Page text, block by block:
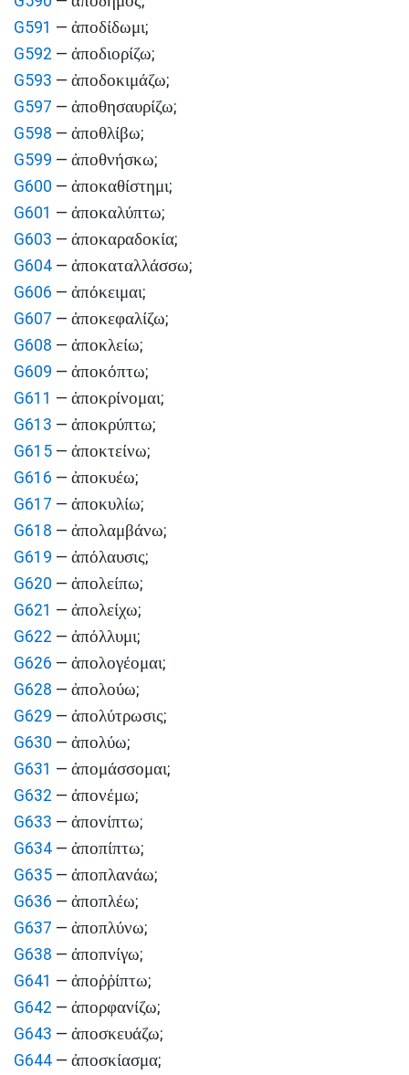
G591 — ἀποδίδωμι;
G592 — ἀποδιορίζω;
G593 — ἀποδοκιμάζω;
G597 — ἀποθησαυρίζω;
G598 — ἀποθλίβω;
G599 — ἀποθνήσκω;
G600 — ἀποκαθίστημι;
G601 — ἀποκαλύπτω;
G603 — ἀποκαραδοκία;
G604 — ἀποκαταλλάσσω;
G606 — ἀπόκειμαι;
G607 — ἀποκεφαλίζω;
G608 — ἀποκλείω;
G609 — ἀποκόπτω;
G611 — ἀποκρίνομαι;
G613 — ἀποκρύπτω;
G615 — ἀποκτείνω;
G616 — ἀποκυέω;
G617 — ἀποκυλίω;
G618 — ἀπολαμβάνω;
G619 — ἀπόλαυσις;
G620 — ἀπολείπω;
G621 — ἀπολείχω;
G622 — ἀπόλλυμι;
G626 — ἀπολογέομαι;
G628 — ἀπολούω;
G629 — ἀπολύτρωσις;
G630 — ἀπολύω;
G631 — ἀπομάσσομαι;
G632 — ἀπονέμω;
G633 — ἀπονίπτω;
G634 — ἀποπίπτω;
G635 — ἀποπλανάω;
G636 — ἀποπλέω;
G637 — ἀποπλύνω;
G638 — ἀποπνίγω;
G641 — ἀποῤῥίπτω;
G642 — ἀπορφανίζω;
G643 — ἀποσκευάζω;
G644 — ἀποσκίασμα;